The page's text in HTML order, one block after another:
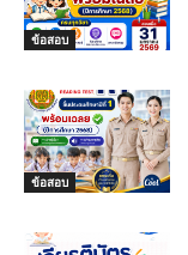
ข้อสอบ
ข้อสอบ